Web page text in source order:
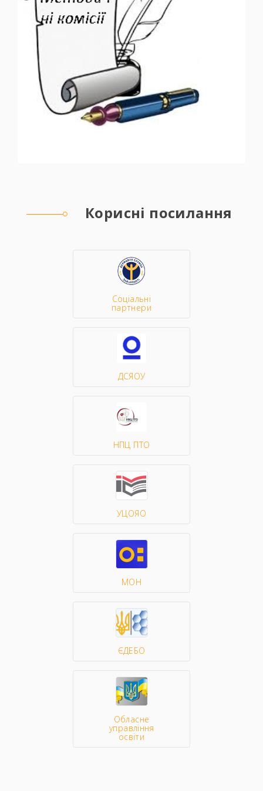
Корисні посилання
Соціальні
партнери
ДСЯОУ
НПЦ ПТО
УЦОЯО
МОН
ЄДЕБО
Обласне
управління
освіти